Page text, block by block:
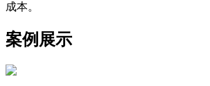
成本。
案例展示